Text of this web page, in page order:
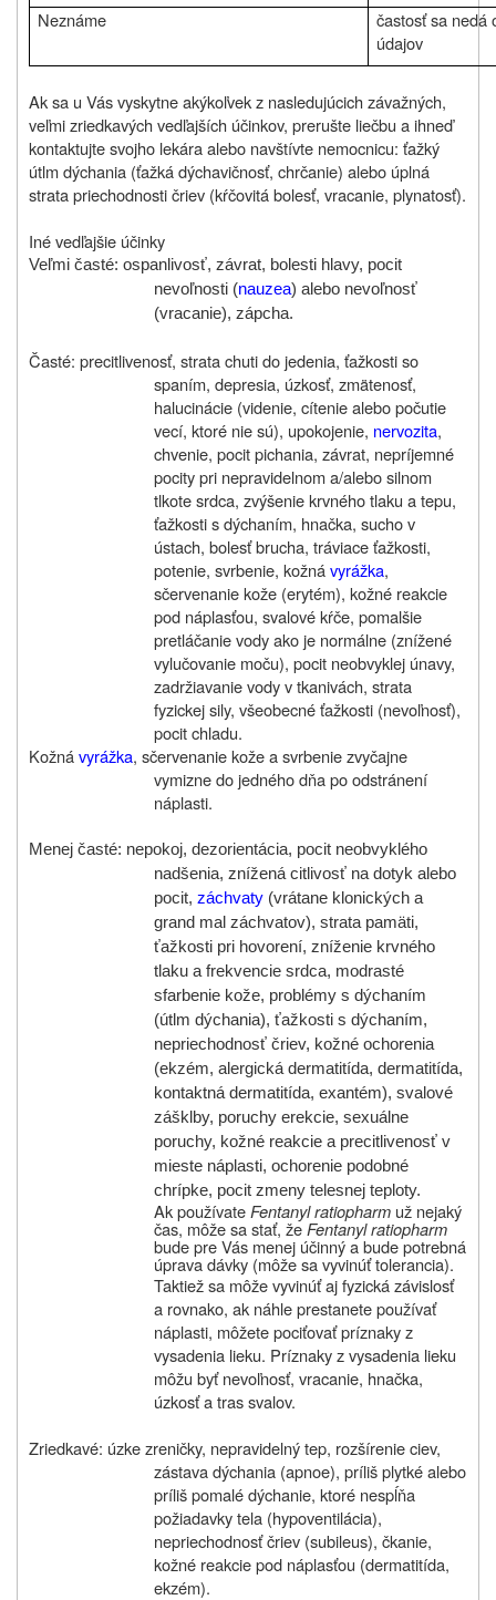
Neznáme
častosť sa nedá
údajov
Ak sa u Vás vyskytne akýkoľvek z nasledujúcich závažných,
veľmi zriedkavých vedľajších účinkov, prerušte liečbu a ihneď
kontaktujte svojho lekára alebo navštívte nemocnicu: ťažký
útlm dýchania (ťažká dýchavičnosť, chrčanie) alebo úplná
strata priechodnosti čriev (kŕčovitá bolesť, vracanie, plynatosť).
Iné vedľajšie účinky
Veľmi časté: ospanlivosť, závrat, bolesti hlavy, pocit
nevoľnosti (nauzea) alebo nevoľnosť
(vracanie), zápcha.
Časté: precitlivenosť, strata chuti do jedenia, ťažkosti so
spaním, depresia, úzkosť, zmätenosť,
halucinácie (videnie, cítenie alebo počutie
vecí, ktoré nie sú), upokojenie, nervozita,
chvenie, pocit pichania, závrat, nepríjemné
pocity pri nepravidelnom a/alebo silnom
tlkote srdca, zvýšenie krvného tlaku a tepu,
ťažkosti s dýchaním, hnačka, sucho v
ústach, bolesť brucha, tráviace ťažkosti,
potenie, svrbenie, kožnávyrážka,
sčervenanie kože (erytém), kožné reakcie
pod náplasťou, svalové kŕče, pomalšie
pretláčanie vody ako je normálne (znížené
vylučovanie moču), pocit neobvyklej únavy,
zadržiavanie vody v tkanivách, strata
fyzickej sily, všeobecné ťažkosti (nevoľnosť),
pocit chladu.
Kožnávyrážka, sčervenanie kože a svrbenie zvyčajne
vymizne do jedného dňa po odstránení
náplasti.
Menej časté: nepokoj, dezorientácia, pocit neobvyklého
nadšenia, znížená citlivosť na dotyk alebo
pocit,záchvaty (vrátane klonických a
grand mal záchvatov), strata pamäti,
ťažkosti pri hovorení, zníženie krvného
tlaku a frekvencie srdca, modrasté
sfarbenie kože, problémy s dýchaním
(útlm dýchania), ťažkosti s dýchaním,
nepriechodnosť čriev, kožné ochorenia
(ekzém, alergická dermatitída, dermatitída,
kontaktná dermatitída, exantém), svalové
zášklby, poruchy erekcie, sexuálne
poruchy, kožné reakcie a precitlivenosť v
mieste náplasti, ochorenie podobné
chrípke, pocit zmeny telesnej teploty.
Ak používate Fentanyl ratiopharm už nejaký
čas, môže sa stať, že Fentanyl ratiopharm
bude pre Vás menej účinný a bude potrebná
úprava dávky (môže sa vyvinúť tolerancia).
Taktiež sa môže vyvinúť aj fyzická závislosť
a rovnako, ak náhle prestanete používať
náplasti, môžete pociťovať príznaky z
vysadenia lieku. Príznaky z vysadenia lieku
môžu byť nevoľnosť, vracanie, hnačka,
úzkosť a tras svalov.
Zriedkavé: úzke zreničky, nepravidelný tep, rozšírenie ciev,
zástava dýchania (apnoe), príliš plytké alebo
príliš pomalé dýchanie, ktoré nespĺňa
požiadavky tela (hypoventilácia),
nepriechodnosť čriev (subileus), čkanie,
kožné reakcie pod náplasťou (dermatitída,
ekzém).